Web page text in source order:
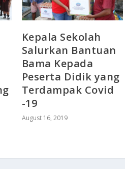
Kepala Sekolah
Salurkan Bantuan
Bama Kepada
Peserta Didik yang
Terdampak Covid
-19
August 16, 2019